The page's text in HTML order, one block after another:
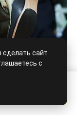
сайт
с
как